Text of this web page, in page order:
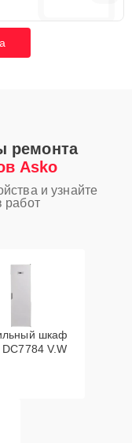
ремонта
Asko
и узнайте
работ
шкаф
V.W